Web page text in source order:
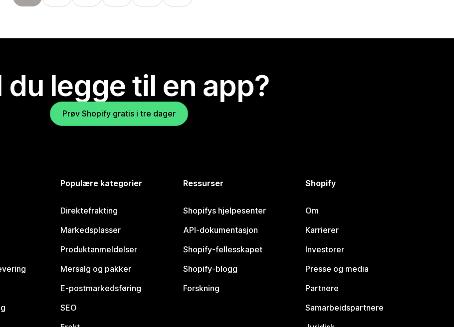
du legge til en app?
Prøv Shopify gratis i tre dager
Populære kategorier
Direktefrakting
Markedsplasser
Produktanmeldelser
Mersalg og pakker
E-postmarkedsføring
SEO
Ressurser
Shopifys hjelpesenter
API-dokumentasjon
Shopify-fellesskapet
Shopify-blogg
Forskning
Shopify
Om
Karrierer
Investorer
Presse og media
Partnere
Samarbeidspartnere